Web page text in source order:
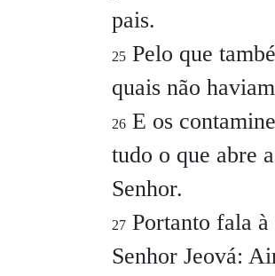
pais.
25 Pelo que
quais não
26 E os
tudo o que abre
Senhor.
27 Portanto fala
Senhor Jeová: